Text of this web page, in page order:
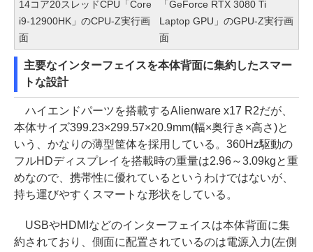
14コア20スレッドCPU「Core
i9-12900HK」のCPU-Z実行画
面
「GeForce RTX 3080 Ti
Laptop GPU」のGPU-Z実行画
面
主要なインターフェイスを本体背面に集約したスマー
トな設計
ハイエンドパーツを搭載するAlienware x17 R2だが、
本体サイズ399.23×299.57×20.9mm(幅×奥行き×高さ)と
いう、かなりの薄型筐体を採用している。360Hz駆動の
フルHDディスプレイを搭載時の重量は2.96～3.09kgと重
めなので、携帯性に優れているというわけではないが、
持ち運びやすくスマートな形状をしている。
USBやHDMIなどのインターフェイスは本体背面に集
約されており、側面に配置されているのは電源入力(左側